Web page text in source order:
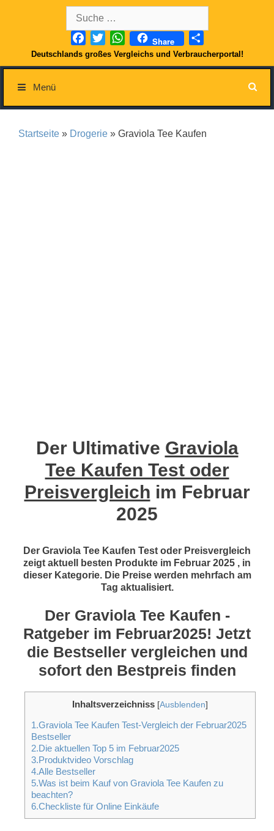
nach:
Facebook
TwitterWhatsApp
Share
Deutschlands großes Vergleichs und Verbraucherportal!
Menü
Startseite » Drogerie » Graviola Tee Kaufen
Der Ultimative Graviola
Tee Kaufen Test oder
Preisvergleich im Februar
2025
Der Graviola Tee Kaufen Test oder Preisvergleich
zeigt aktuell besten Produkte im Februar 2025 , in
dieser Kategorie. Die Preise werden mehrfach am
Tag aktualisiert.
Der Graviola Tee Kaufen -
Ratgeber im Februar2025! Jetzt
die Bestseller vergleichen und
sofort den Bestpreis finden
Inhaltsverzeichniss [Ausblenden]
1.Graviola Tee Kaufen Test-Vergleich der Februar2025
Bestseller
2.Die aktuellen Top 5 im Februar2025
3.Produktvideo Vorschlag
4.Alle Bestseller
5.Was ist beim Kauf von Graviola Tee Kaufen zu
beachten?
6.Checkliste für Online Einkäufe